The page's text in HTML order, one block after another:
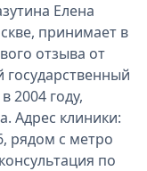
Елена
принимает в
отзыва от
2004 году,
Адрес клиники:
рядом с метро
по